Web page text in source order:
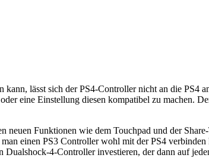
lässt sich der PS4-Controller nicht an die PS4
eine Einstellung diesen kompatibel zu machen.
Funktionen wie dem Touchpad und der
einen PS3 Controller wohl mit der PS4
Dualshock-4-Controller investieren, der dann auf